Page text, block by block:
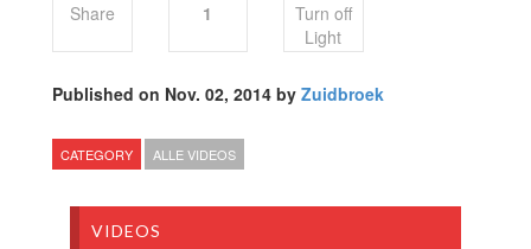
Share 1
Turn off
Light
Published on Nov. 02, 2014 by Zuidbroek
CATEGORY ALLE VIDEOS
VIDEOS